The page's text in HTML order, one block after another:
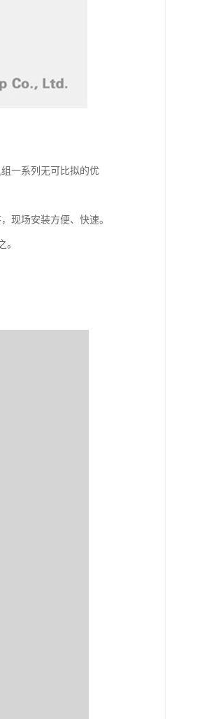
一系列无可比拟的优
现场安装方便、快速。
。